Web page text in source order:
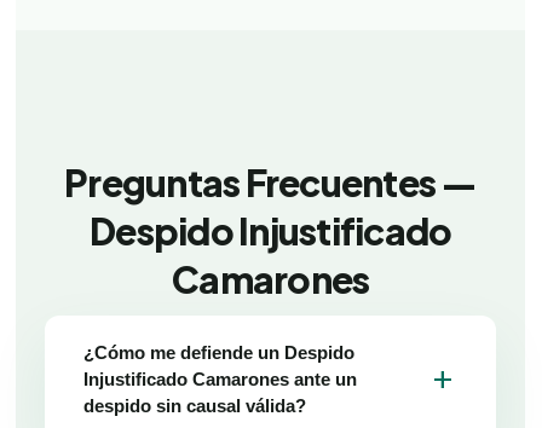
Preguntas Frecuentes —
Despido Injustificado
Camarones
¿Cómo me defiende un Despido
Injustificado Camarones ante un
despido sin causal válida?
add